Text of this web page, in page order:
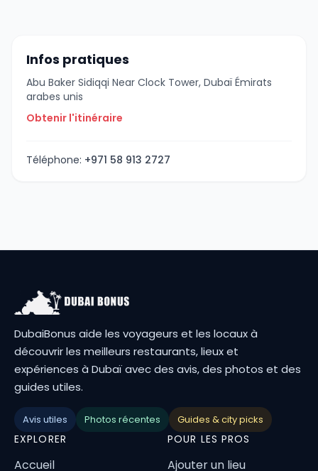
Infos pratiques
Abu Baker Sidiqqi Near Clock Tower, Dubaï Émirats
arabes unis
Obtenir l'itinéraire
Téléphone: +971 58 913 2727
DubaiBonus aide les voyageurs et les locaux à
découvrir les meilleurs restaurants, lieux et
expériences à Dubaï avec des avis, des photos et des
guides utiles.
Avis utiles Photos récentes Guides & city picks
EXPLORER
Accueil
POUR LES PROS
Ajouter un lieu